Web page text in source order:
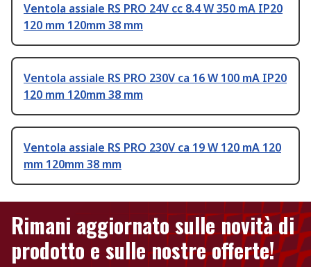
Ventola assiale RS PRO 24V cc 8.4 W 350 mA IP20
120 mm 120mm 38 mm
Ventola assiale RS PRO 230V ca 16 W 100 mA IP20
120 mm 120mm 38 mm
Ventola assiale RS PRO 230V ca 19 W 120 mA 120
mm 120mm 38 mm
Rimani aggiornato sulle novità di
prodotto e sulle nostre offerte!